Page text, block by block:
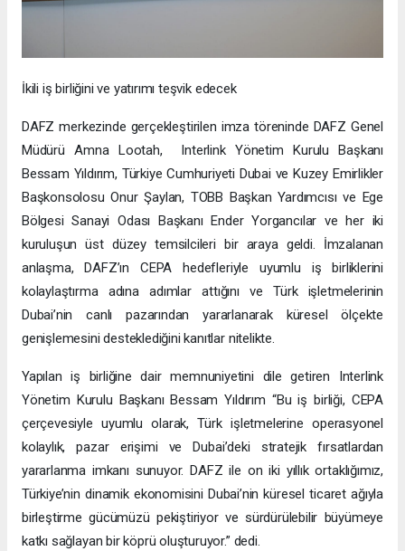
İkili iş birliğini ve yatırımı teşvik edecek
DAFZ merkezinde gerçekleştirilen imza töreninde DAFZ Genel
Müdürü Amna Lootah, Interlink Yönetim Kurulu Başkanı
Bessam Yıldırım, Türkiye Cumhuriyeti Dubai ve Kuzey Emirlikler
Başkonsolosu Onur Şaylan, TOBB Başkan Yardımcısı ve Ege
Bölgesi Sanayi Odası Başkanı Ender Yorgancılar ve her iki
kuruluşun üst düzey temsilcileri bir araya geldi. İmzalanan
anlaşma, DAFZ’ın CEPA hedefleriyle uyumlu iş birliklerini
kolaylaştırma adına adımlar attığını ve Türk işletmelerinin
Dubai’nin canlı pazarından yararlanarak küresel ölçekte
genişlemesini desteklediğini kanıtlar nitelikte.
Yapılan iş birliğine dair memnuniyetini dile getiren Interlink
Yönetim Kurulu Başkanı Bessam Yıldırım “Bu iş birliği, CEPA
çerçevesiyle uyumlu olarak, Türk işletmelerine operasyonel
kolaylık, pazar erişimi ve Dubai’deki stratejik fırsatlardan
yararlanma imkanı sunuyor. DAFZ ile on iki yıllık ortaklığımız,
Türkiye’nin dinamik ekonomisini Dubai’nin küresel ticaret ağıyla
birleştirme gücümüzü pekiştiriyor ve sürdürülebilir büyümeye
katkı sağlayan bir köprü oluşturuyor.” dedi.